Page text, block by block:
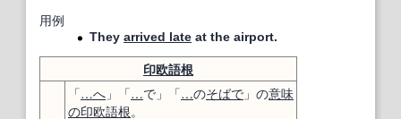
用例
They arrived late at the airport.
印欧語根
「…へ 」「…で」「…のそばで 」の意味
の印欧語根。